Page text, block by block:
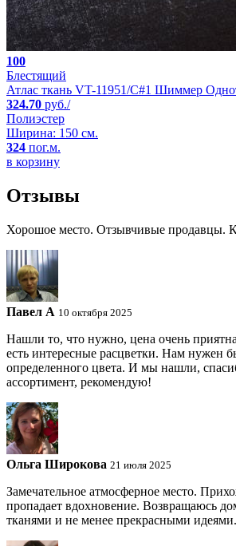
100
Блестящий
Атлас ткань VT-11951/C#1 Шиммер
324.70 руб./
Полиэстер
Ширина: 150 см.
324 пог.м.
в корзину
Отзывы
Хорошое место. Отзывчивые продавцы.
Павел A 10 октября 2025
Нашли то, что нужно, цена очень
есть интересные расцветки. Нам нужен
определенного цвета. И мы нашли,
ассортимент, рекомендую!
Ольга Широкова 21 июля 2025
Замечательное атмосферное место.
пропадает вдохновение. Возвращаюсь
тканями и не менее прекрасными идеями.